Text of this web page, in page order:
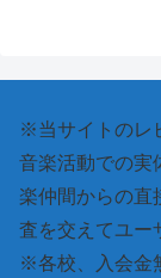
※当サイトのレ
音楽活動での実
楽仲間からの直
査を交えてユー
※各校、入会金